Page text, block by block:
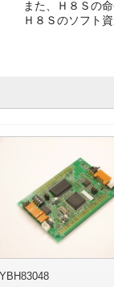
また、Ｈ８Ｓの
Ｈ８Ｓのソフト